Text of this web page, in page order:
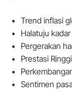
Trend inflasi
Halatuju
Pergerakan
Prestasi
Sentimen